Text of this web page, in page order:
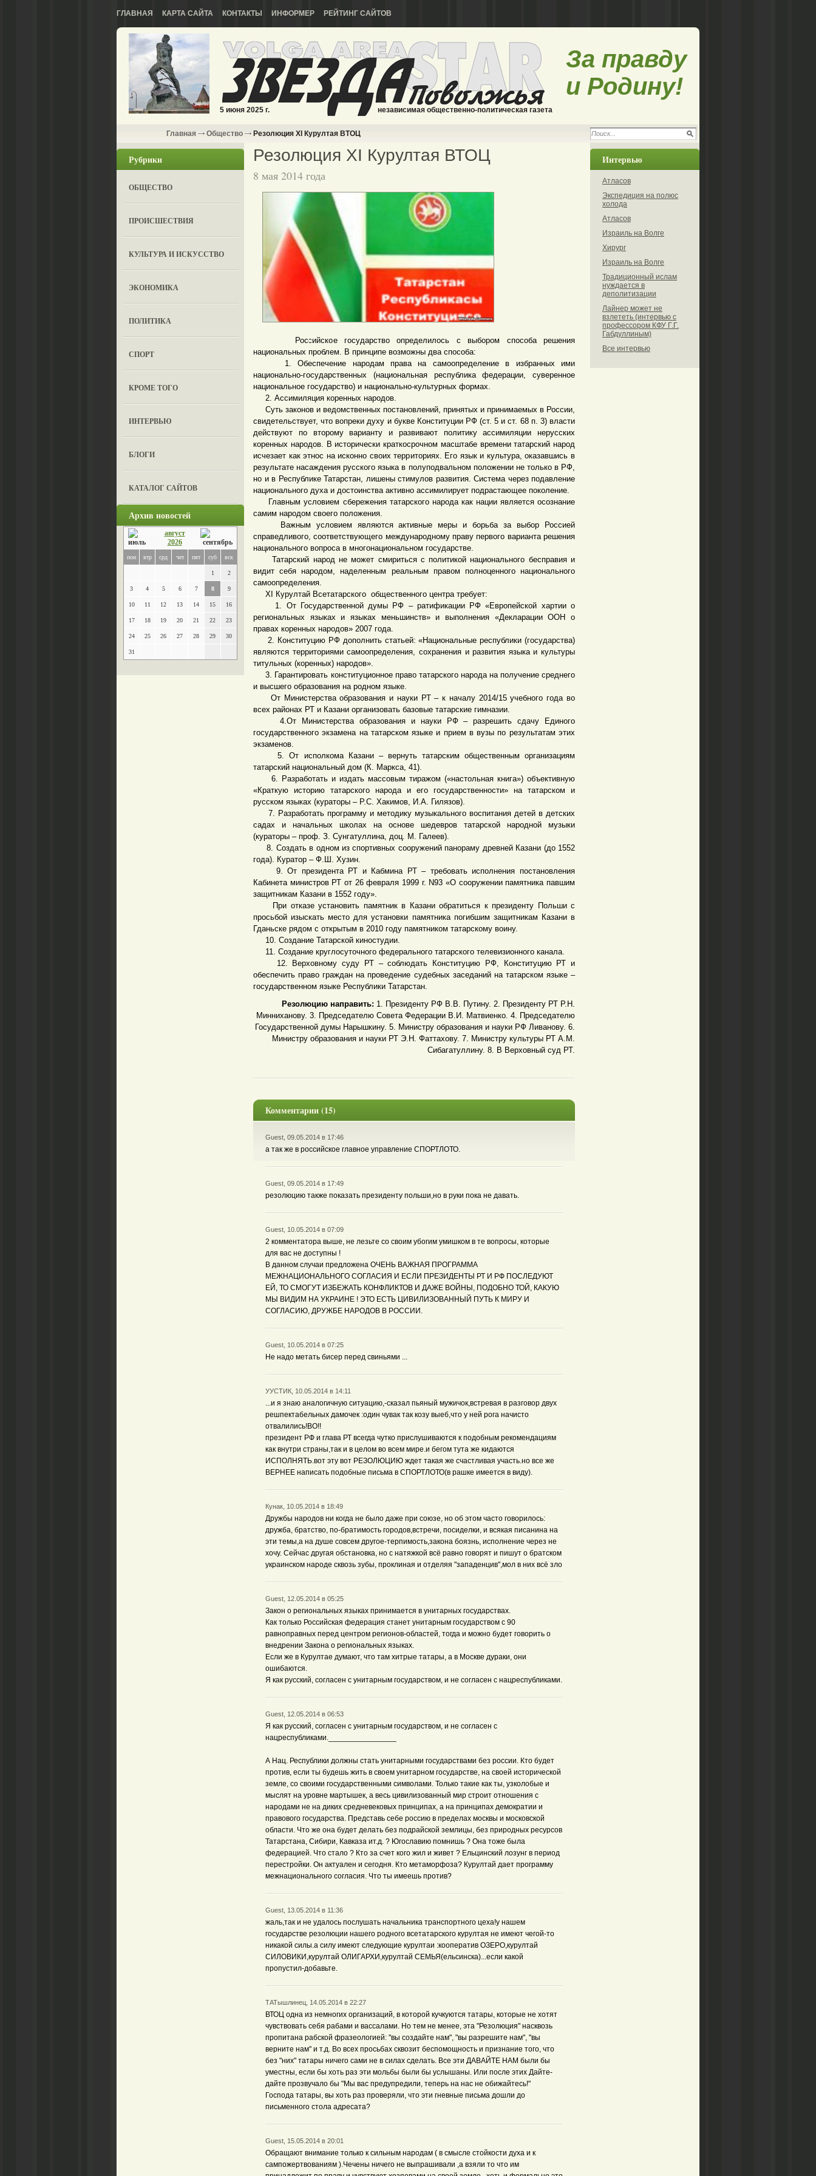
ГЛАВНАЯ КАРТА САЙТА КОНТАКТЫ ИНФОРМЕР РЕЙТИНГ САЙТОВ
5 июня 2025 г. независимая общественно-политическая газета
За правду
и Родину!
Главная Общество Резолюция ХI Курултая ВТОЦ
Рубрики
ОБЩЕСТВО
ПРОИСШЕСТВИЯ
КУЛЬТУРА И ИСКУССТВО
ЭКОНОМИКА
ПОЛИТИКА
СПОРТ
КРОМЕ ТОГО
ИНТЕРВЬЮ
БЛОГИ
КАТАЛОГ САЙТОВ
Архив новостей
август
2026
пон втр срд чет пят суб вск
1 2
3 4 5 6 7 8 9
10 11 12 13 14 15 16
17 18 19 20 21 22 23
24 25 26 27 28 29 30
31
Резолюция ХI Курултая ВТОЦ
8 мая 2014 года
Российское государство определилось с выбором способа решения
национальных проблем. В принципе возможны два способа:
1. Обеспечение народам права на самоопределение в избранных ими
национально-государственных (национальная республика федерации, суверенное
национальное государство) и национально-культурных формах.
2. Ассимиляция коренных народов.
Суть законов и ведомственных постановлений, принятых и принимаемых в России,
свидетельствует, что вопреки духу и букве Конституции РФ (ст. 5 и ст. 68 п. 3) власти
действуют по второму варианту и развивают политику ассимиляции нерусских
коренных народов. В исторически краткосрочном масштабе времени татарский народ
исчезает как этнос на исконно своих территориях. Его язык и культура, оказавшись в
результате насаждения русского языка в полуподвальном положении не только в РФ,
но и в Республике Татарстан, лишены стимулов развития. Система через подавление
национального духа и достоинства активно ассимилирует подрастающее поколение.
Главным условием сбережения татарского народа как нации является осознание
самим народом своего положения.
Важным условием являются активные меры и борьба за выбор Россией
справедливого, соответствующего международному праву первого варианта решения
национального вопроса в многонациональном государстве.
Татарский народ не может смириться с политикой национального бесправия и
видит себя народом, наделенным реальным правом полноценного национального
самоопределения.
XI Курултай Всетатарского общественного центра требует:
1. От Государственной думы РФ – ратификации РФ «Европейской хартии о
региональных языках и языках меньшинств» и выполнения «Декларации ООН о
правах коренных народов» 2007 года.
2. Конституцию РФ дополнить статьей: «Национальные республики (государства)
являются территориями самоопределения, сохранения и развития языка и культуры
титульных (коренных) народов».
3. Гарантировать конституционное право татарского народа на получение среднего
и высшего образования на родном языке.
От Министерства образования и науки РТ – к началу 2014/15 учебного года во
всех районах РТ и Казани организовать базовые татарские гимназии.
4.От Министерства образования и науки РФ – разрешить сдачу Единого
государственного экзамена на татарском языке и прием в вузы по результатам этих
экзаменов.
5. От исполкома Казани – вернуть татарским общественным организациям
татарский национальный дом (К. Маркса, 41).
6. Разработать и издать массовым тиражом («настольная книга») объективную
«Краткую историю татарского народа и его государственности» на татарском и
русском языках (кураторы – Р.С. Хакимов, И.А. Гилязов).
7. Разработать программу и методику музыкального воспитания детей в детских
садах и начальных школах на основе шедевров татарской народной музыки
(кураторы – проф. З. Сунгатуллина, доц. М. Галеев).
8. Создать в одном из спортивных сооружений панораму древней Казани (до 1552
года). Куратор – Ф.Ш. Хузин.
9. От президента РТ и Кабмина РТ – требовать исполнения постановления
Кабинета министров РТ от 26 февраля 1999 г. N93 «О сооружении памятника павшим
защитникам Казани в 1552 году».
При отказе установить памятник в Казани обратиться к президенту Польши с
просьбой изыскать место для установки памятника погибшим защитникам Казани в
Гданьске рядом с открытым в 2010 году памятником татарскому воину.
10. Создание Татарской киностудии.
11. Создание круглосуточного федерального татарского телевизионного канала.
12. Верховному суду РТ – соблюдать Конституцию РФ, Конституцию РТ и
обеспечить право граждан на проведение судебных заседаний на татарском языке –
государственном языке Республики Татарстан.
Резолюцию направить: 1. Президенту РФ В.В. Путину. 2. Президенту РТ Р.Н.
Минниханову. 3. Председателю Совета Федерации В.И. Матвиенко. 4. Председателю
Государственной думы Нарышкину. 5. Министру образования и науки РФ Ливанову. 6.
Министру образования и науки РТ Э.Н. Фаттахову. 7. Министру культуры РТ А.М.
Сибагатуллину. 8. В Верховный суд РТ.
Комментарии (15)
Guest, 09.05.2014 в 17:46
а так же в российское главное управление СПОРТЛОТО.
Guest, 09.05.2014 в 17:49
резолюцию также показать президенту польши,но в руки пока не давать.
Guest, 10.05.2014 в 07:09
2 комментатора выше, не лезьте со своим убогим умишком в те вопросы, которые
для вас не доступны !
В данном случаи предложена ОЧЕНЬ ВАЖНАЯ ПРОГРАММА
МЕЖНАЦИОНАЛЬНОГО СОГЛАСИЯ И ЕСЛИ ПРЕЗИДЕНТЫ РТ И РФ ПОСЛЕДУЮТ
ЕЙ, ТО СМОГУТ ИЗБЕЖАТЬ КОНФЛИКТОВ И ДАЖЕ ВОЙНЫ, ПОДОБНО ТОЙ, КАКУЮ
МЫ ВИДИМ НА УКРАИНЕ ! ЭТО ЕСТЬ ЦИВИЛИЗОВАННЫЙ ПУТЬ К МИРУ И
СОГЛАСИЮ, ДРУЖБЕ НАРОДОВ В РОССИИ.
Guest, 10.05.2014 в 07:25
Не надо метать бисер перед свиньями ...
УУСТИК, 10.05.2014 в 14:11
...и я знаю аналогичную ситуацию,-сказал пьяный мужичок,встревая в разговор двух
решпектабельных дамочек :один чувак так козу выеб,что у ней рога начисто
отвалились!ВО!!
президент РФ и глава РТ всегда чутко прислушиваются к подобным рекомендациям
как внутри страны,так и в целом во всем мире.и бегом тута же кидаются
ИСПОЛНЯТЬ.вот эту вот РЕЗОЛЮЦИЮ ждет такая же счастливая участь.но все же
ВЕРНЕЕ написать подобные письма в СПОРТЛОТО(в рашке имеется в виду).
Кунак, 10.05.2014 в 18:49
Дружбы народов ни когда не было даже при союзе, но об этом часто говорилось:
дружба, братство, по-братимость городов,встречи, посиделки, и всякая писанина на
эти темы,а на душе совсем другое-терпимость,закона боязнь, исполнение через не
хочу. Сейчас другая обстановка, но с натяжкой всё равно говорят и пишут о братском
украинском народе сквозь зубы, проклиная и отделяя "западенцив",мол в них всё зло
Guest, 12.05.2014 в 05:25
Закон о региональных языках принимается в унитарных государствах.
Как только Российская федерация станет унитарным государством с 90
равноправных перед центром регионов-областей, тогда и можно будет говорить о
внедрении Закона о региональных языках.
Если же в Курултае думают, что там хитрые татары, а в Москве дураки, они
ошибаются.
Я как русский, согласен с унитарным государством, и не согласен с нацреспубликами.
Guest, 12.05.2014 в 06:53
Я как русский, согласен с унитарным государством, и не согласен с
нацреспубликами.________________
А Нац. Республики должны стать унитарными государствами без россии. Кто будет
против, если ты будешь жить в своем унитарном государстве, на своей исторической
земле, со своими государственными символами. Только такие как ты, узколобые и
мыслят на уровне мартышек, а весь цивилизованный мир строит отношения с
народами не на диких средневековых принципах, а на принципах демократии и
правового государства. Представь себе россию в пределах москвы и московской
области. Что же она будет делать без подрайской землицы, без природных ресурсов
Татарстана, Сибири, Кавказа ит.д. ? Югославию помнишь ? Она тоже была
федерацией. Что стало ? Кто за счет кого жил и живет ? Ельцинский лозунг в период
перестройки. Он актуален и сегодня. Кто метаморфоза? Курултай дает программу
межнационального согласия. Что ты имеешь против?
Guest, 13.05.2014 в 11:36
жаль,так и не удалось послушать начальника транспортного цеха!у нашем
государстве резолюции нашего родного всетатарского курултая не имеют чегой-то
никакой силы.а силу имеют следующие курултаи :кооператив ОЗЕРО,курултай
СИЛОВИКИ,курултай ОЛИГАРХИ,курултай СЕМЬЯ(ельсинска)...если какой
пропустил-добавьте.
ТАТышлинец, 14.05.2014 в 22:27
ВТОЦ одна из немногих организаций, в которой кучкуются татары, которые не хотят
чувствовать себя рабами и вассалами. Но тем не менее, эта "Резолюция" насквозь
пропитана рабской фразеологией: "вы создайте нам", "вы разрешите нам", "вы
верните нам" и т.д. Во всех просьбах сквозит беспомощность и признание того, что
без "них" татары ничего сами не в силах сделать. Все эти ДАВАЙТЕ НАМ были бы
уместны, если бы хоть раз эти мольбы были бы услышаны. Или после этих Дайте-
дайте прозвучало бы "Мы вас предупредили, теперь на нас не обижайтесь!"
Господа татары, вы хоть раз проверяли, что эти гневные письма дошли до
письменного стола адресата?
Guest, 15.05.2014 в 20:01
Обращают внимание только к сильным народам ( в смысле стойкости духа и к
сампожертвованиям ).Чечены ничего не выпрашивали ,а взяли то что им
Интервью
Атласов
Экспедиция на полюс
холода
Атласов
Израиль на Волге
Хирург
Израиль на Волге
Традиционный ислам
нуждается в
деполитизации
Лайнер может не
взлететь (интервью с
профессором КФУ Г.Г.
Габдуллиным)
Все интервью